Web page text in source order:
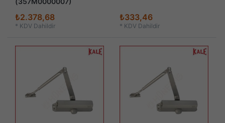
₺2.378,68
* KDV Dahildir
₺333,46
* KDV Dahildir